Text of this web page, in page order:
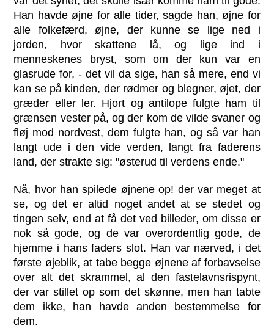
Han havde øjne for alle tider, sagde han, øjne for
alle folkefærd, øjne, der kunne se lige ned i
jorden, hvor skattene lå, og lige ind i
menneskenes bryst, som om der kun var en
glasrude for, - det vil da sige, han så mere, end vi
kan se på kinden, der rødmer og blegner, øjet, der
græder eller ler. Hjort og antilope fulgte ham til
grænsen vester på, og der kom de vilde svaner og
fløj mod nordvest, dem fulgte han, og så var han
langt ude i den vide verden, langt fra faderens
land, der strakte sig: "østerud til verdens ende."
Nå, hvor han spilede øjnene op! der var meget at
se, og det er altid noget andet at se stedet og
tingen selv, end at få det ved billeder, om disse er
nok så gode, og de var overordentlig gode, de
hjemme i hans faders slot. Han var nærved, i det
første øjeblik, at tabe begge øjnene af forbavselse
over alt det skrammel, al den fastelavnsrispynt,
der var stillet op som det skønne, men han tabte
dem ikke, han havde anden bestemmelse for
dem.